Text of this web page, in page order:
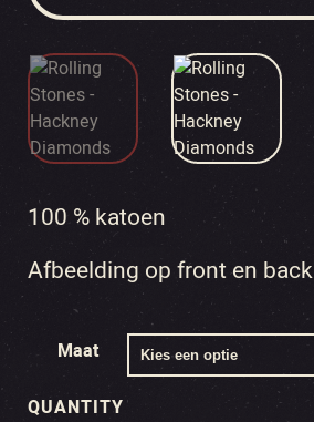
100 % katoen
Afbeelding op front en back
Maat
QUANTITY